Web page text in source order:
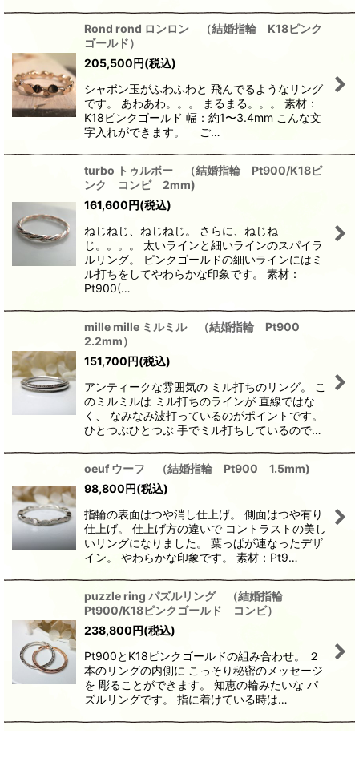
Rond rond ロンロン （結婚指輪 K18ピンク
ゴールド）
205,500円(税込)
シャボン玉がふわふわと 飛んでるようなリング
です。 あわあわ。。。 まるまる。。。 素材：
K18ピンクゴールド 幅：約1〜3.4mm こんな文
字入れができます。 ご…
turbo トゥルボー （結婚指輪 Pt900/K18ピ
ンク コンビ 2mm)
161,600円(税込)
ねじねじ、ねじねじ。 さらに、ねじね
じ。。。。 太いラインと細いラインのスパイラ
ルリング。 ピンクゴールドの細いラインにはミ
ル打ちをしてやわらかな印象です。 素材：
Pt900(…
mille mille ミルミル （結婚指輪 Pt900
2.2mm）
151,700円(税込)
アンティークな雰囲気の ミル打ちのリング。 こ
のミルミルは ミル打ちのラインが 直線ではな
く、 なみなみ波打っているのがポイントです。
ひとつぶひとつぶ 手でミル打ちしているので…
oeuf ウーフ （結婚指輪 Pt900 1.5mm)
98,800円(税込)
指輪の表面はつや消し仕上げ。 側面はつや有り
仕上げ。 仕上げ方の違いで コントラストの美し
いリングになりました。 葉っぱが連なったデザ
イン。 やわらかな印象です。 素材：Pt9…
puzzle ring パズルリング （結婚指輪
Pt900/K18ピンクゴールド コンビ）
238,800円(税込)
Pt900とK18ピンクゴールドの組み合わせ。 ２
本のリングの内側に こっそり秘密のメッセージ
を 彫ることができます。 知恵の輪みたいな パ
ズルリングです。 指に着けている時は…